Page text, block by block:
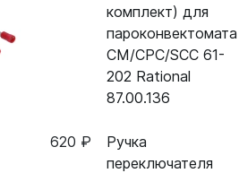
комплект) для
пароконвектомата
CM/CPC/SCC 61-
202 Rational
87.00.136
620 ₽
Ручка
переключателя